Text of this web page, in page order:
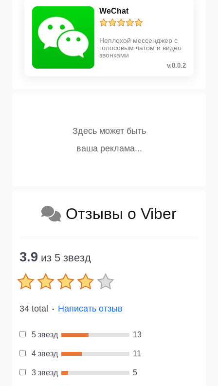
WeChat
Неплохой мессенджер с
голосовым чатом и видео
звонками
v.8.0.2
Отзывы о Viber
3.9 из 5 звезд
34 total ● Написать отзыв
5 звезд 13
4 звезд 11
3 звезд 5